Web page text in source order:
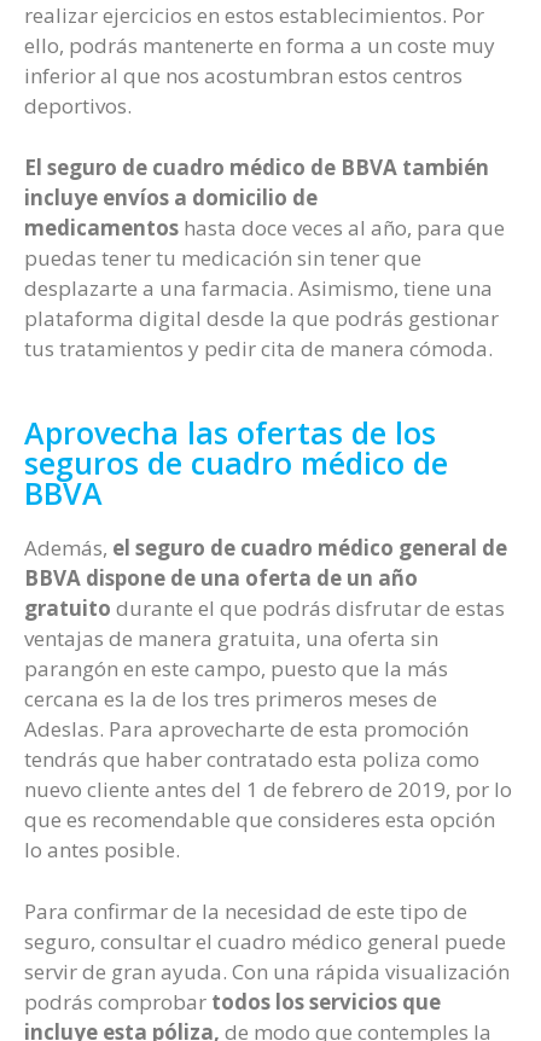
realizar ejercicios en estos establecimientos. Por
ello, podrás mantenerte en forma a un coste muy
inferior al que nos acostumbran estos centros
deportivos.
El seguro de cuadro médico de BBVA también
incluye envíos a domicilio de
medicamentos hasta doce veces al año, para que
puedas tener tu medicación sin tener que
desplazarte a una farmacia. Asimismo, tiene una
plataforma digital desde la que podrás gestionar
tus tratamientos y pedir cita de manera cómoda.
Aprovecha las ofertas de los
seguros de cuadro médico de
BBVA
Además, el seguro de cuadro médico general de
BBVA dispone de una oferta de un año
gratuito durante el que podrás disfrutar de estas
ventajas de manera gratuita, una oferta sin
parangón en este campo, puesto que la más
cercana es la de los tres primeros meses de
Adeslas. Para aprovecharte de esta promoción
tendrás que haber contratado esta poliza como
nuevo cliente antes del 1 de febrero de 2019, por lo
que es recomendable que consideres esta opción
lo antes posible.
Para confirmar de la necesidad de este tipo de
seguro, consultar el cuadro médico general puede
servir de gran ayuda. Con una rápida visualización
podrás comprobar todos los servicios que
incluye esta póliza, de modo que contemples la